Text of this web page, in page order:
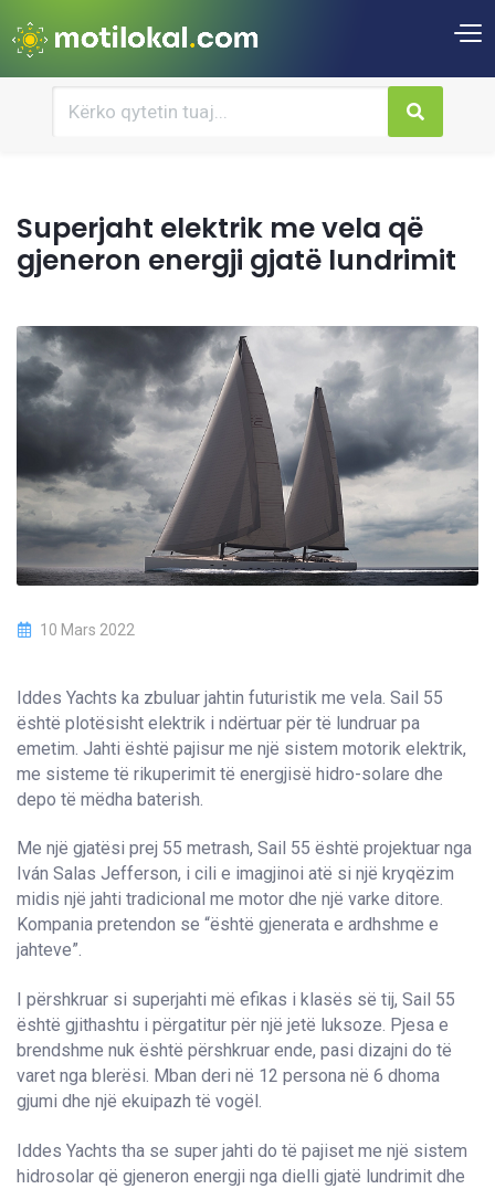
Superjaht elektrik me vela që
gjeneron energji gjatë lundrimit
10 Mars 2022
Iddes Yachts ka zbuluar jahtin futuristik me vela. Sail 55
është plotësisht elektrik i ndërtuar për të lundruar pa
emetim. Jahti është pajisur me një sistem motorik elektrik,
me sisteme të rikuperimit të energjisë hidro-solare dhe
depo të mëdha baterish.
Me një gjatësi prej 55 metrash, Sail 55 është projektuar nga
Iván Salas Jefferson, i cili e imagjinoi atë si një kryqëzim
midis një jahti tradicional me motor dhe një varke ditore.
Kompania pretendon se “është gjenerata e ardhshme e
jahteve”.
I përshkruar si superjahti më efikas i klasës së tij, Sail 55
është gjithashtu i përgatitur për një jetë luksoze. Pjesa e
brendshme nuk është përshkruar ende, pasi dizajni do të
varet nga blerësi. Mban deri në 12 persona në 6 dhoma
gjumi dhe një ekuipazh të vogël.
Iddes Yachts tha se super jahti do të pajiset me një sistem
hidrosolar që gjeneron energji nga dielli gjatë lundrimit dhe